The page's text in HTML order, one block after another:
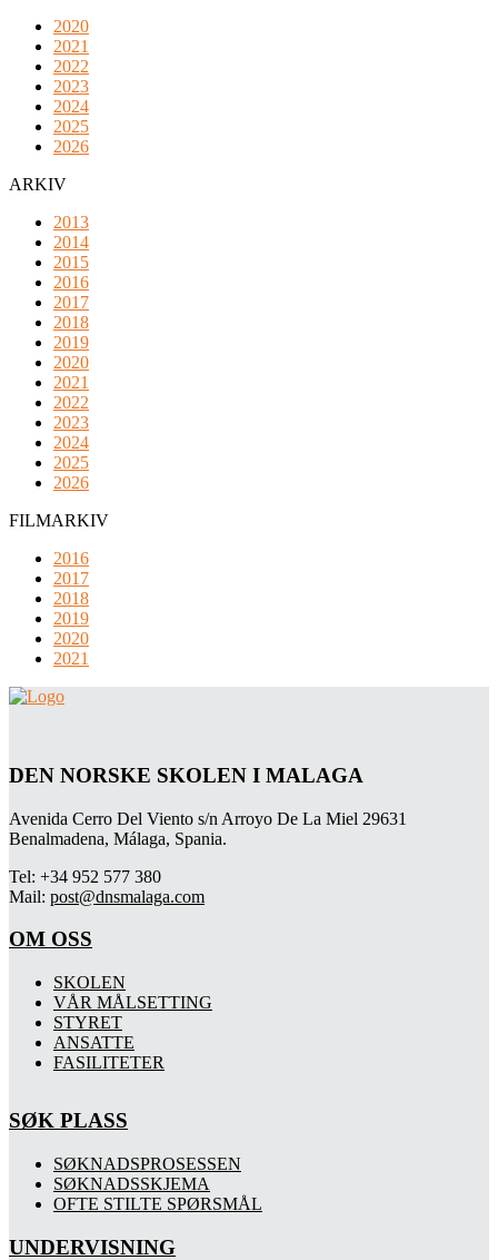
2020
2021
2022
2023
2024
2025
2026
ARKIV
2013
2014
2015
2016
2017
2018
2019
2020
2021
2022
2023
2024
2025
2026
FILMARKIV
2016
2017
2018
2019
2020
2021
DEN NORSKE SKOLEN I MALAGA
Avenida Cerro Del Viento s/n Arroyo De La Miel 29631
Benalmadena, Málaga, Spania.
Tel: +34 952 577 380
Mail: post@dnsmalaga.com
OM OSS
SKOLEN
VÅR MÅLSETTING
STYRET
ANSATTE
FASILITETER
SØK PLASS
SØKNADSPROSESSEN
SØKNADSSKJEMA
OFTE STILTE SPØRSMÅL
UNDERVISNING